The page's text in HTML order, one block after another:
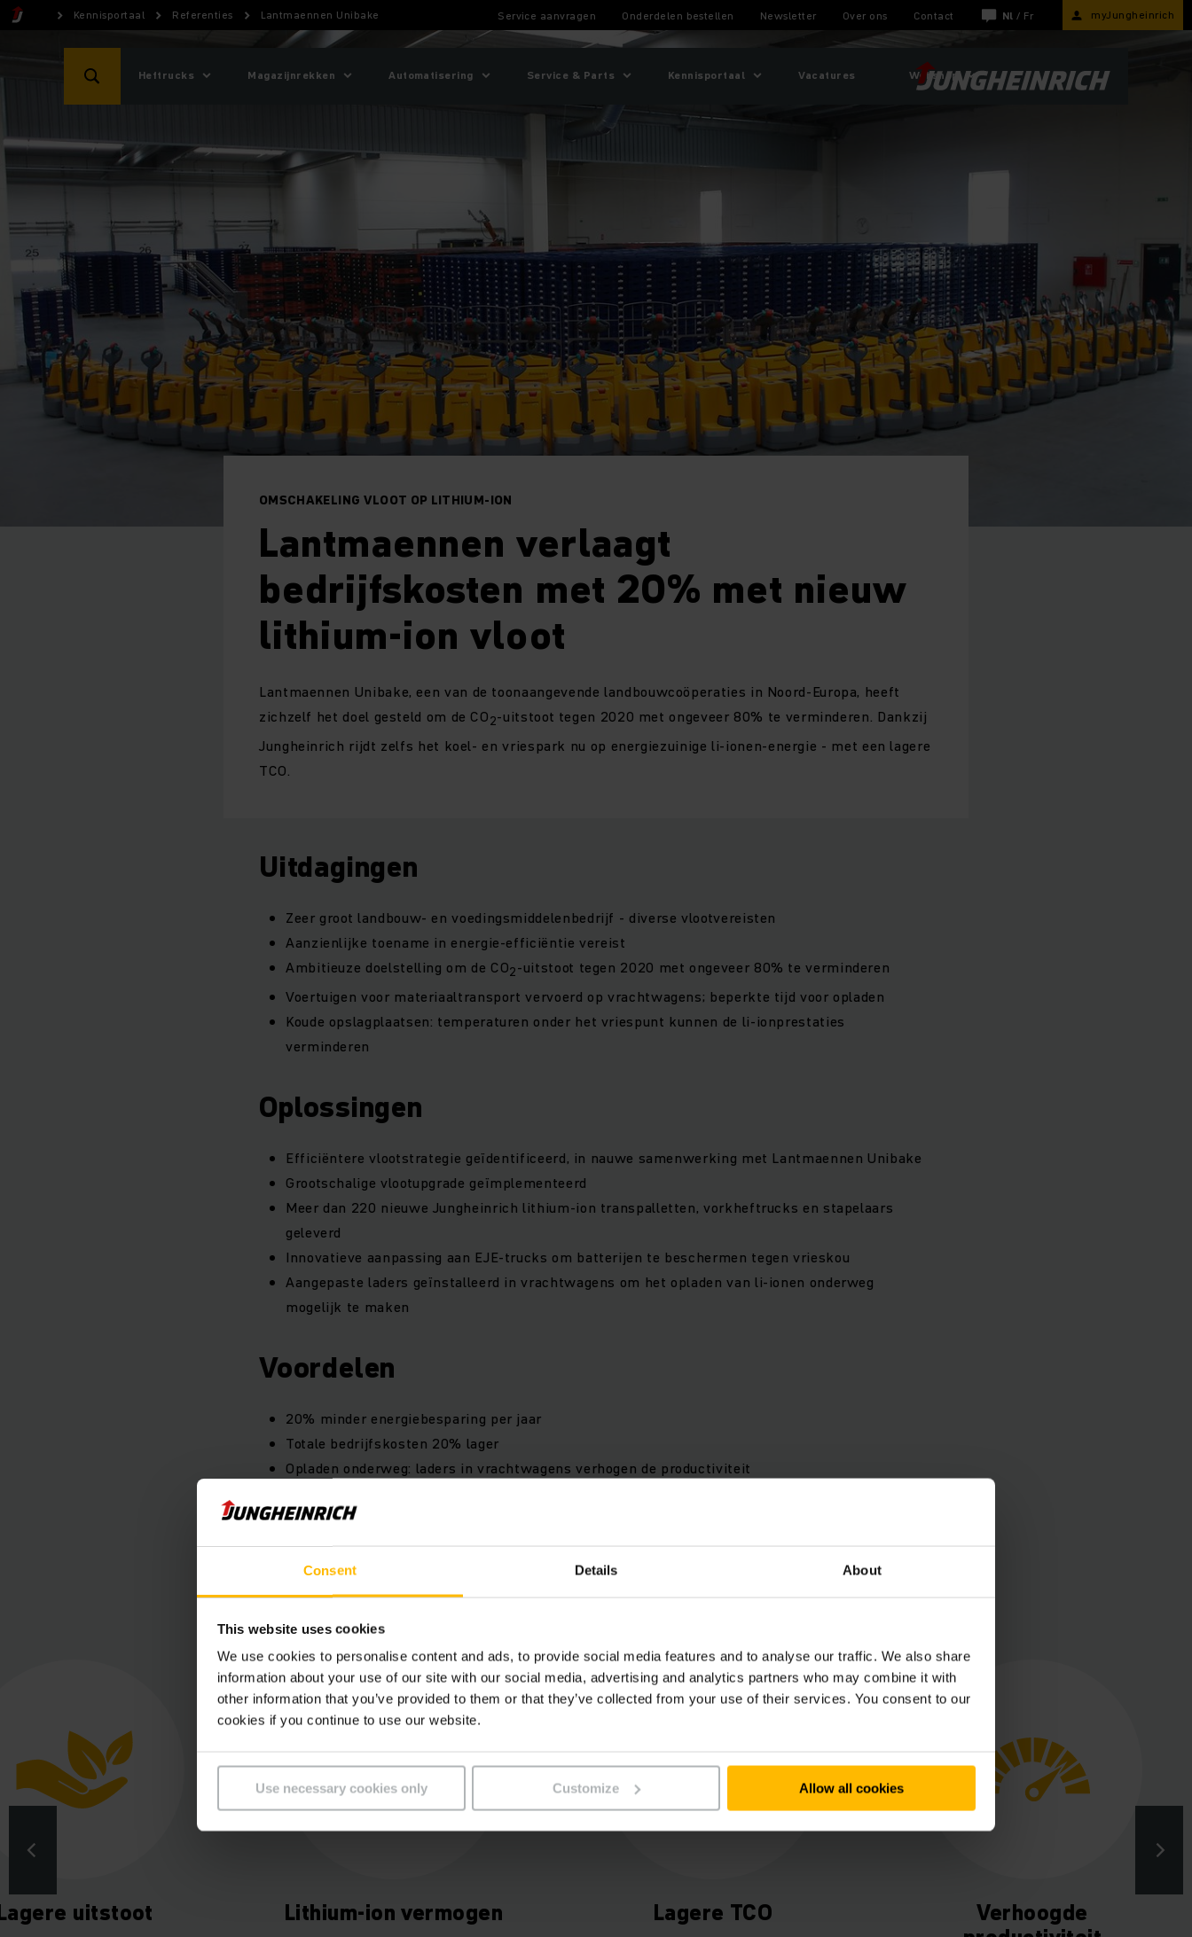
Consent Details About
This website uses cookies
We use cookies to personalise content and ads, to provide social media features and to analyse our traffic. We also share
information about your use of our site with our social media, advertising and analytics partners who may combine it with
other information that you’ve provided to them or that they’ve collected from your use of their services. You consent to our
cookies if you continue to use our website.
Use necessary cookies only Customize Allow all cookies
Kennisportaal Referenties Lantmaennen Unibake Service aanvragen Onderdelen bestellen Newsletter Over ons Contact Nl / Fr myJungheinrich
Heftrucks Magazijnrekken Automatisering Service & Parts Kennisportaal Vacatures Webshop
OMSCHAKELING VLOOT OP LITHIUM-ION
Lantmaennen verlaagt
bedrijfskosten met 20% met nieuw
lithium-ion vloot
Lantmaennen Unibake, een van de toonaangevende landbouwcoöperaties in Noord-Europa, heeft
zichzelf het doel gesteld om de CO2-uitstoot tegen 2020 met ongeveer 80% te verminderen. Dankzij
Jungheinrich rijdt zelfs het koel- en vriespark nu op energiezuinige li-ionen-energie - met een lagere
TCO.
Uitdagingen
Zeer groot landbouw- en voedingsmiddelenbedrijf - diverse vlootvereisten
Aanzienlijke toename in energie-efficiëntie vereist
Ambitieuze doelstelling om de CO2-uitstoot tegen 2020 met ongeveer 80% te verminderen
Voertuigen voor materiaaltransport vervoerd op vrachtwagens; beperkte tijd voor opladen
Koude opslagplaatsen: temperaturen onder het vriespunt kunnen de li-ionprestaties
verminderen
Oplossingen
Efficiëntere vlootstrategie geïdentificeerd, in nauwe samenwerking met Lantmaennen Unibake
Grootschalige vlootupgrade geïmplementeerd
Meer dan 220 nieuwe Jungheinrich lithium-ion transpalletten, vorkheftrucks en stapelaars
geleverd
Innovatieve aanpassing aan EJE-trucks om batterijen te beschermen tegen vrieskou
Aangepaste laders geïnstalleerd in vrachtwagens om het opladen van li-ionen onderweg
mogelijk te maken
Voordelen
20% minder energiebesparing per jaar
Totale bedrijfskosten 20% lager
Opladen onderweg: laders in vrachtwagens verhogen de productiviteit
Overzicht project
uitstoot Lithium-ion vermogen Lagere TCO
Verhoogde